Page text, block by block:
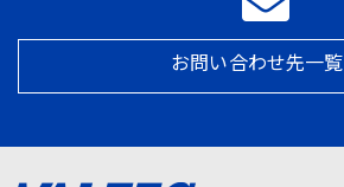
お問い合わせ先一覧